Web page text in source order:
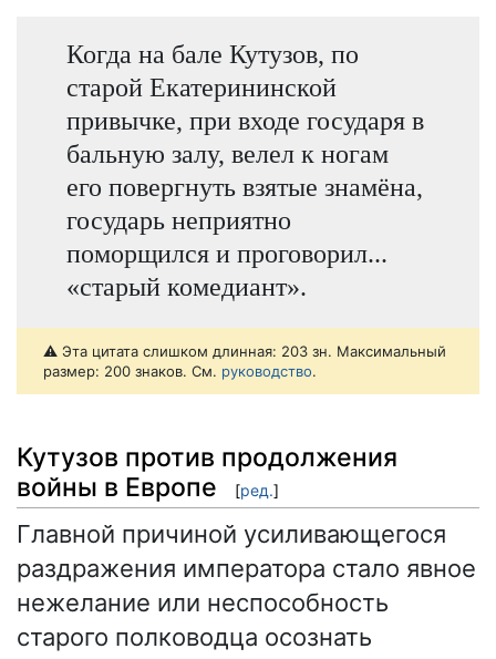
Когда на бале Кутузов, по
старой Екатерининской
привычке, при входе государя в
бальную залу, велел к ногам
его повергнуть взятые знамёна,
государь неприятно
поморщился и проговорил...
«старый комедиант».
⚠️ Эта цитата слишком длинная: 203 зн. Максимальный
размер: 200 знаков. См. руководство.
Кутузов против продолжения
войны в Европе
[ред.]
Главной причиной усиливающегося
раздражения императора стало явное
нежелание или неспособность
старого полководца осознать